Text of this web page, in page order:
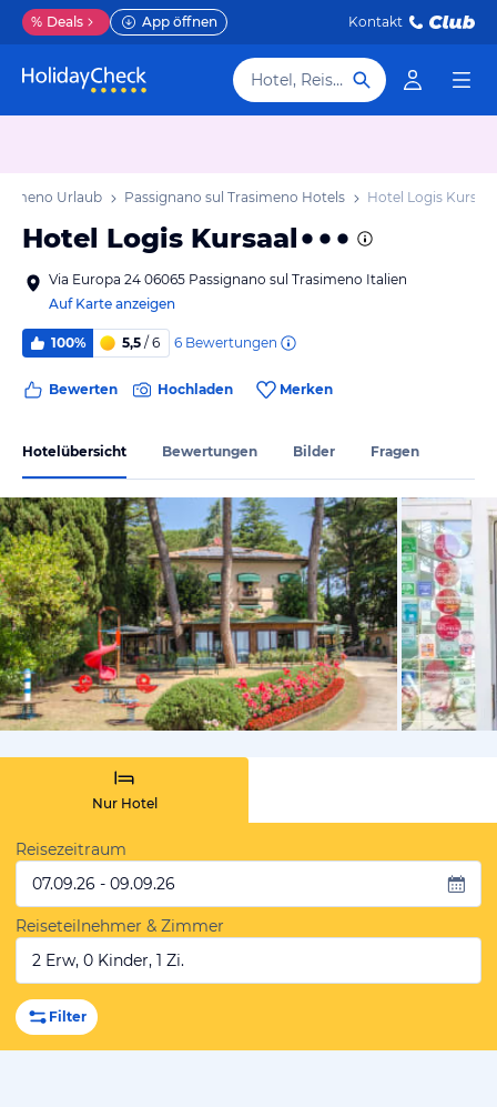
% Deals App öffnen Kontakt
Hotel, Reiseziel
Urlaub Passignano sul Trasimeno Hotels Hotel Logis Kursaal
Hotel Logis Kursaal
Via Europa 24 06065 Passignano sul Trasimeno Italien
Auf Karte anzeigen
100% 5,5 / 6 6 Bewertungen
Bewerten Hochladen Merken
Hotelübersicht Bewertungen Bilder Fragen
vom
Nur Hotel
Reisezeitraum
07.09.26 - 09.09.26
Reiseteilnehmer & Zimmer
2 Erw, 0 Kinder, 1 Zi.
Filter